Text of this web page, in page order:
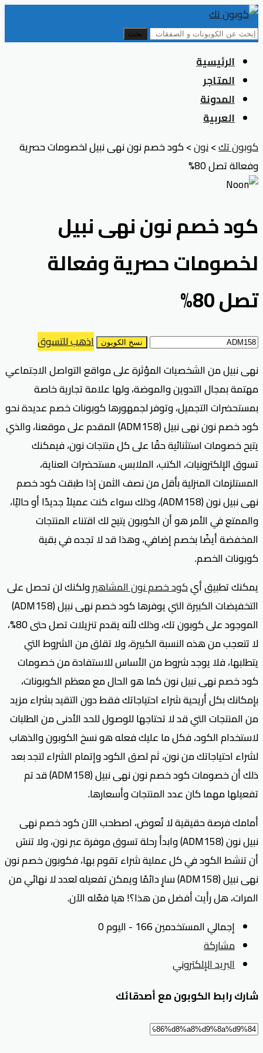
بحث
Skip
content
الرئيسية
المتاجر
المدونة
العربية
كوبون تك>نون>كود خصم نون نهى نبيل لخصومات حصرية
وفعالة تصل 80%
كود خصم نون نهى نبيل
لخصومات حصرية وفعالة
تصل 80%
نسخ الكوبون
اذهب للتسوق
نهى نبيل من الشخصيات المؤثرة على مواقع التواصل الاجتماعي
مهتمة بمجال التدوين والموضة، ولها علامة تجارية خاصة
بمستحضرات التجميل، وتوفر لجمهورها كوبونات خصم عديدة نحو
كود خصم نون نهى نبيل (ADM158) المقدم على موقعنا، والذي
يتيح خصومات استثنائية حقًا على كل منتجات نون، فيمكنك
تسوق الإلكترونيات، الكتب، الملابس، مستحضرات العناية،
المستلزمات المنزلية بأقل من نصف الثمن إذا طبقت كود خصم
نهى نبيل نون (ADM158)، وذلك سواء كنت عميلاً جديدًا أو حاليًا،
والممتع في الأمر هو أن الكوبون يتيح لك اقتناء المنتجات
المخفضة أيضًا بخصم إضافي، وهذا قد لا تجده في بقية
كوبونات الخصم.
يمكنك تطبيق أيكود خصم نون المشاهيرولكنك لن تحصل على
التخفيضات الكبيرة التي يوفرها كود خصم نهى نبيل (ADM158)
الموجود على كوبون تك، وذلك لأنه يقدم تنزيلات تصل حتى 80%،
لا تتعجب من هذه النسبة الكبيرة، ولا تقلق من الشروط التي
يتطلبها، فلا يوجد شروط من الأساس للاستفادة من خصومات
كود خصم نهى نبيل نون كما هو الحال مع معظم الكوبونات،
بإمكانك بكل أريحية شراء احتياجاتك فقط دون التقيد بشراء مزيد
من المنتجات التي قد لا تحتاجها للوصول للحد الأدنى من الطلبات
لاستخدام الكود، فكل ما عليك فعله هو نسخ الكوبون والذهاب
لشراء احتياجاتك من نون، ثم لصق الكود وإتمام الشراء لتجد بعد
ذلك أن خصومات كود خصم نون نهى نبيل (ADM158) قد تم
تفعيلها مهما كان عدد المنتجات وأسعارها.
أمامك فرصة حقيقية لا تُعوض، اصطحب الآن كود خصم نهى
نبيل نون (ADM158) وابدأ رحلة تسوق موفرة عبر نون، ولا تنسَ
أن تنشط الكود في كل عملية شراء تقوم بها، فكوبون خصم نون
نهى نبيل (ADM158) سارٍ دائمًا ويمكن تفعيله لعدد لا نهائي من
المرات، هل رأيت أفضل من هذا؟! هيا فعّله الآن.
إجمالي المستخدمين 166 - اليوم 0
مشاركة
البريد الإلكتروني
شارك رابط الكوبون مع أصدقائك